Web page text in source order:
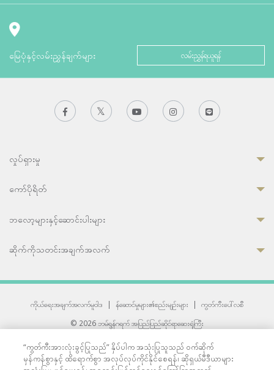
မြေပုံနှင့်လမ်းညွှန်ချက်များ လမ်းညွှန်ရယူရန်
လှုပ်ရှားမှု
ကော်ပိုရိတ်
ဘလော့များနှင့်ဆောင်းပါးများ
ဆိုက်ကိုသတင်းအချက်အလက်
ကိုယ်ရေးအချက်အလက်မူဝါဒ | န်ဆောင်မှုများ၏စည်းမျဉ်းများ |
ကွတ်ကီးပေါ်လစီ
© 2026 ဘမ်ရွန်ဂရက် အပြည်ပြည်ဆိုင်ရာဆေးရုံကြီး
33 Sukhumvit 3, Wattana, Bangkok 10110 Thailand.
All rights reserved.
“ကွတ်ကီးအားလုံးခွင့်ပြုသည်” နှိပ်ပါက အသုံးပြုသူသည် ဝက်ဆိုက်
မှန်ကန်စွာနှင့် ထိရောက်စွာ အလုပ်လုပ်ကိုင်နိုင်စေရန်၊ ဆိုရှယ်မီဒီယာများ